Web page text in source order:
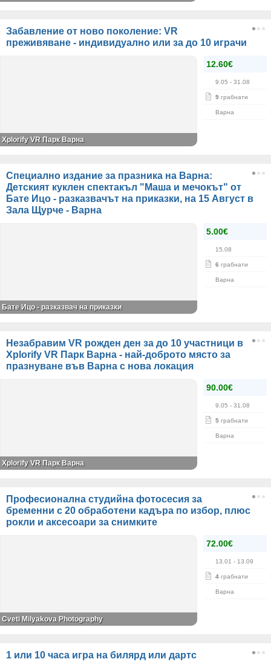
Забавление от ново поколение: VR
преживяване - индивидуално или за до 10 играчи
12.60€
9.05 - 31.08
9 грабнати
Варна
Xplorify VR Парк Варна
Специално издание за празника на Варна:
Детският куклен спектакъл "Маша и мечокът" от
Бате Ицо - разказвачът на приказки, на 15 Август в
Зала Щурче - Варна
5.00€
15.08
6 грабнати
Варна
Бате Ицо - разказвач на приказки
Незабравим VR рожден ден за до 10 участници в
Xplorify VR Парк Варна - най-доброто място за
празнуване във Варна с нова локация
90.00€
9.05 - 31.08
5 грабнати
Варна
Xplorify VR Парк Варна
Професионална студийна фотосесия за
бременни с 20 обработени кадъра по избор, плюс
рокли и аксесоари за снимките
72.00€
13.01 - 13.09
4 грабнати
Варна
Cveti Milyakova Photography
1 или 10 часа игра на билярд или дартс